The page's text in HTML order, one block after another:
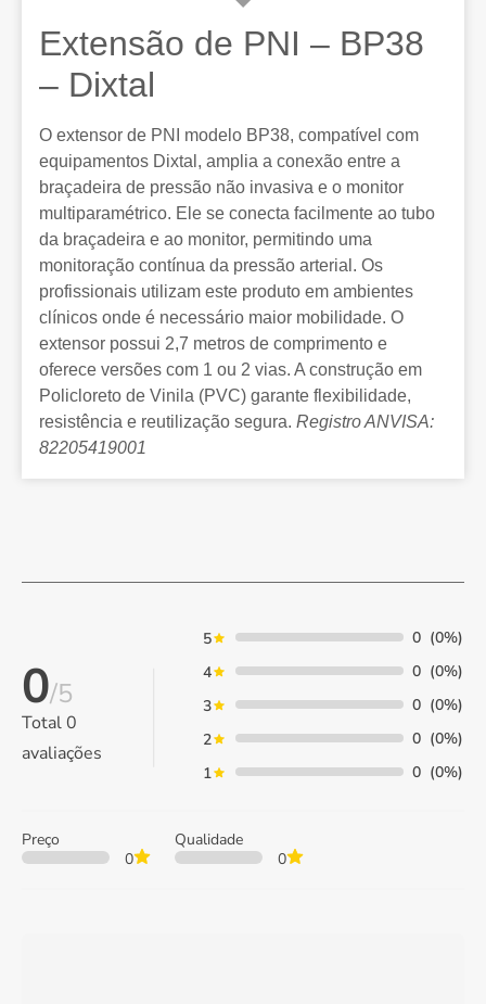
Extensão de PNI – BP38
– Dixtal
O extensor de PNI modelo BP38, compatível com
equipamentos Dixtal, amplia a conexão entre a
braçadeira de pressão não invasiva e o monitor
multiparamétrico. Ele se conecta facilmente ao tubo
da braçadeira e ao monitor, permitindo uma
monitoração contínua da pressão arterial. Os
profissionais utilizam este produto em ambientes
clínicos onde é necessário maior mobilidade. O
extensor possui 2,7 metros de comprimento e
oferece versões com 1 ou 2 vias. A construção em
Policloreto de Vinila (PVC) garante flexibilidade,
resistência e reutilização segura. Registro ANVISA:
82205419001
0/5
Total0
avaliações
5 0 (0%)
4
0 (0%)
3
0 (0%)
2
0 (0%)
1
0 (0%)
Preço
0
Qualidade
0